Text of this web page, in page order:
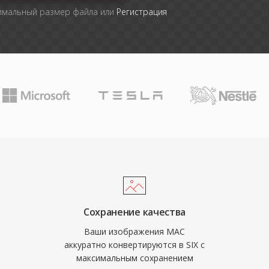
размер файла или Регистрация
Сохранение качества
Ваши изображения MAC
аккуратно конвертируются в SIX с
максимальным сохранением